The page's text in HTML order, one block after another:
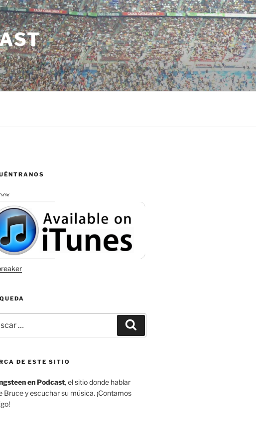
DE ESTE SITIO
en Podcast, el sitio donde hablar
Bruce y escuchar su música. ¡Contamos